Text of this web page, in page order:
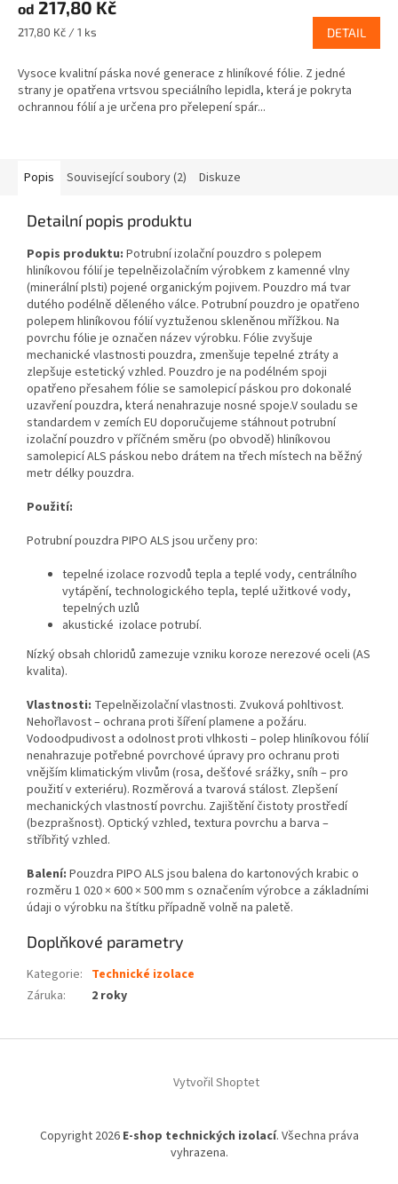
od 217,80 Kč
Měrná
217,80 Kč / 1 ks DETAIL
Vysoce kvalitní páska nové generace z hliníkové fólie. Z jedné
strany je opatřena vrtsvou speciálního lepidla, která je pokryta
ochrannou fólií a je určena pro přelepení spár...
Popis Související soubory (2) Diskuze
Detailní popis produktu
Popis produktu: Potrubní izolační pouzdro s polepem
hliníkovou fólií je tepelněizolačním výrobkem z kamenné vlny
(minerální plsti) pojené organickým pojivem. Pouzdro má tvar
dutého podélně děleného válce. Potrubní pouzdro je opatřeno
polepem hliníkovou fólií vyztuženou skleněnou mřížkou. Na
povrchu fólie je označen název výrobku. Fólie zvyšuje
mechanické vlastnosti pouzdra, zmenšuje tepelné ztráty a
zlepšuje estetický vzhled. Pouzdro je na podélném spoji
opatřeno přesahem fólie se samolepicí páskou pro dokonalé
uzavření pouzdra, která nenahrazuje nosné spoje.V souladu se
standardem v zemích EU doporučujeme stáhnout potrubní
izolační pouzdro v příčném směru (po obvodě) hliníkovou
samolepicí ALS páskou nebo drátem na třech místech na běžný
metr délky pouzdra.
Použití:
Potrubní pouzdra PIPO ALS jsou určeny pro:
tepelné izolace rozvodů tepla a teplé vody, centrálního
vytápění, technologického tepla, teplé užitkové vody,
tepelných uzlů
akustické izolace potrubí.
Nízký obsah chloridů zamezuje vzniku koroze nerezové oceli (AS
kvalita).
Vlastnosti: Tepelněizolační vlastnosti. Zvuková pohltivost.
Nehořlavost – ochrana proti šíření plamene a požáru.
Vodoodpudivost a odolnost proti vlhkosti – polep hliníkovou fólií
nenahrazuje potřebné povrchové úpravy pro ochranu proti
vnějším klimatickým vlivům (rosa, dešťové srážky, sníh – pro
použití v exteriéru). Rozměrová a tvarová stálost. Zlepšení
mechanických vlastností povrchu. Zajištění čistoty prostředí
(bezprašnost). Optický vzhled, textura povrchu a barva –
stříbřitý vzhled.
Balení: Pouzdra PIPO ALS jsou balena do kartonových krabic o
rozměru 1 020 × 600 × 500 mm s označením výrobce a základními
údaji o výrobku na štítku případně volně na paletě.
Doplňkové parametry
Kategorie: Technické izolace
Záruka: 2 roky
Vytvořil Shoptet
Copyright 2026 E-shop technických izolací. Všechna práva
vyhrazena.